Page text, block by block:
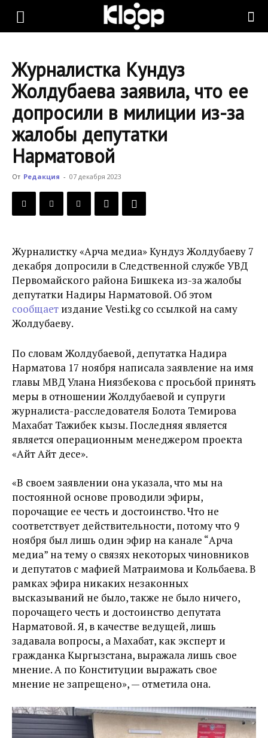
KLOOP.KG
Новости
Кыргызстана
Журналистка Кундуз
Жолдубаева заявила, что ее
допросили в милиции из-за
жалобы депутатки
Нарматовой
От Редакция - 07 декабря 2023
Журналистку «Арча медиа» Кундуз Жолдубаеву 7
декабря допросили в Следственной службе УВД
Первомайского района Бишкека из-за жалобы
депутатки Надиры Нарматовой. Об этом
сообщает издание Vesti.kg со ссылкой на саму
Жолдубаеву.
По словам Жолдубаевой, депутатка Надира
Нарматова 17 ноября написала заявление на имя
главы МВД Улана Ниязбекова с просьбой принять
меры в отношении Жолдубаевой и супруги
журналиста-расследователя Болота Темирова
Махабат Тажибек кызы. Последняя является
является операционным менеджером проекта
«Айт Айт десе».
«В своем заявлении она указала, что мы на
постоянной основе проводили эфиры,
порочащие ее честь и достоинство. Что не
соответствует действительности, потому что 9
ноября был лишь один эфир на канале “Арча
медиа” на тему о связях некоторых чиновников
и депутатов с мафией Матраимова и Кольбаева. В
рамках эфира никаких незаконных
высказываний не было, также не было ничего,
порочащего честь и достоинство депутата
Нарматовой. Я, в качестве ведущей, лишь
задавала вопросы, а Махабат, как эксперт и
гражданка Кыргызстана, выражала лишь свое
мнение. А по Конституции выражать свое
мнение не запрещено», — отметила она.